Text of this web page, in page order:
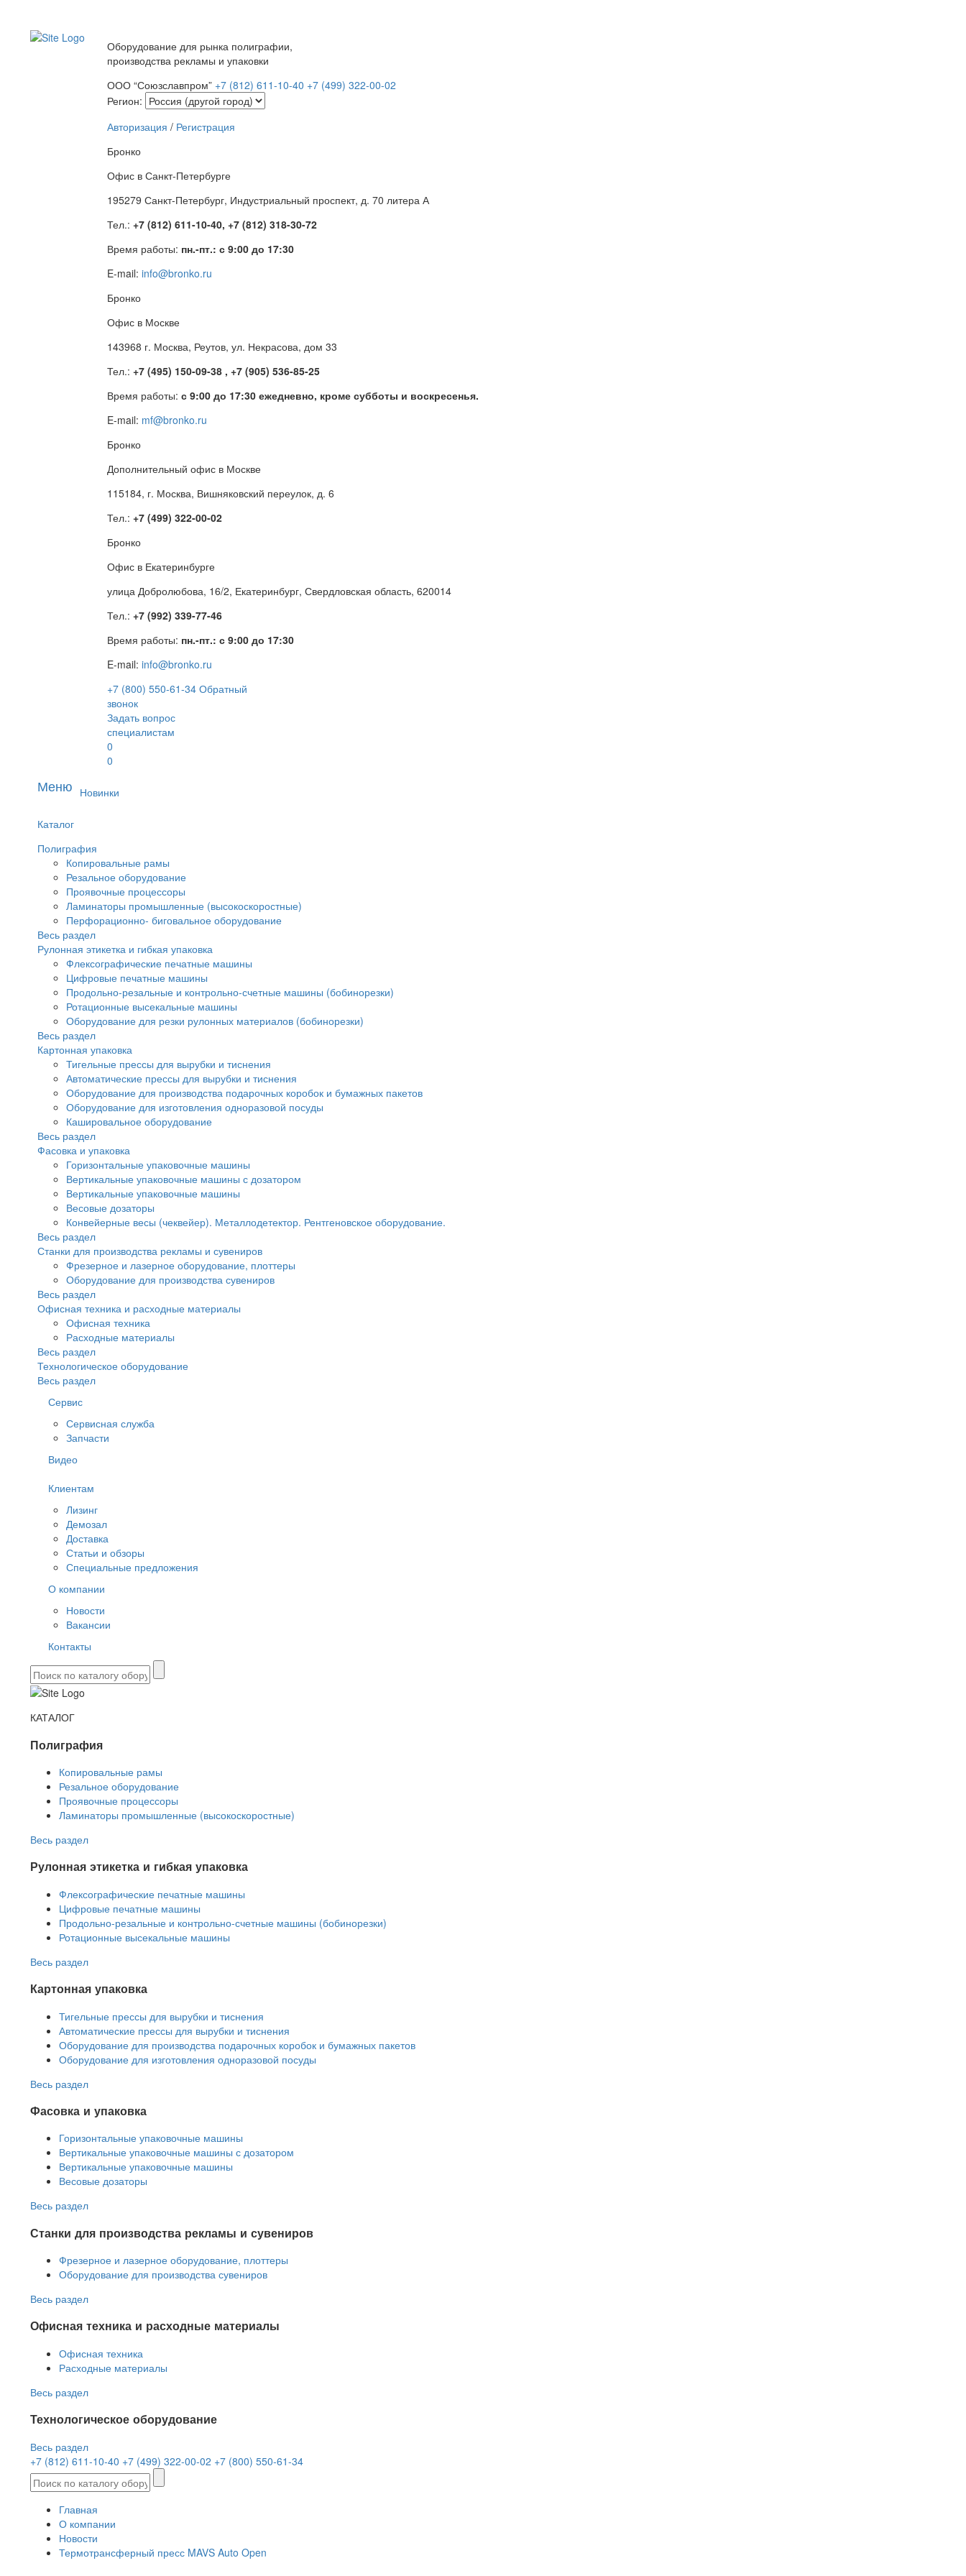
Оборудование для рынка полиграфии,
производства рекламы и упаковки
ООО “Союзславпром” +7 (812) 611-10-40 +7 (499) 322-00-02
Регион:
Авторизация / Регистрация
Бронко
Офис в Санкт-Петербурге
195279 Санкт-Петербург, Индустриальный проспект, д. 70 литера А
Тел.: +7 (812) 611-10-40, +7 (812) 318-30-72
Время работы: пн.-пт.: с 9:00 до 17:30
E-mail: info@bronko.ru
Бронко
Офис в Москве
143968 г. Москва, Реутов, ул. Некрасова, дом 33
Тел.: +7 (495) 150-09-38 , +7 (905) 536-85-25
Время работы: с 9:00 до 17:30 ежедневно, кроме субботы и воскресенья.
E-mail: mf@bronko.ru
Бронко
Дополнительный офис в Москве
115184, г. Москва, Вишняковский переулок, д. 6
Тел.: +7 (499) 322-00-02
Бронко
Офис в Екатеринбурге
улица Добролюбова, 16/2, Екатеринбург, Свердловская область, 620014
Тел.: +7 (992) 339-77-46
Время работы: пн.-пт.: с 9:00 до 17:30
E-mail: info@bronko.ru
+7 (800) 550-61-34 Обратный
звонок
Задать вопрос
специалистам
0
0
Меню Новинки
Каталог
Полиграфия
Копировальные рамы
Резальное оборудование
Проявочные процессоры
Ламинаторы промышленные (высокоскоростные)
Перфорационно- биговальное оборудование
Весь раздел
Рулонная этикетка и гибкая упаковка
Флексографические печатные машины
Цифровые печатные машины
Продольно-резальные и контрольно-счетные машины (бобинорезки)
Ротационные высекальные машины
Оборудование для резки рулонных материалов (бобинорезки)
Весь раздел
Картонная упаковка
Тигельные прессы для вырубки и тиснения
Автоматические прессы для вырубки и тиснения
Оборудование для производства подарочных коробок и бумажных пакетов
Оборудование для изготовления одноразовой посуды
Кашировальное оборудование
Весь раздел
Фасовка и упаковка
Горизонтальные упаковочные машины
Вертикальные упаковочные машины с дозатором
Вертикальные упаковочные машины
Весовые дозаторы
Конвейерные весы (чеквейер). Металлодетектор. Рентгеновское оборудование.
Весь раздел
Станки для производства рекламы и сувениров
Фрезерное и лазерное оборудование, плоттеры
Оборудование для производства сувениров
Весь раздел
Офисная техника и расходные материалы
Офисная техника
Расходные материалы
Весь раздел
Технологическое оборудование
Весь раздел
Сервис
Сервисная служба
Запчасти
Видео
Клиентам
Лизинг
Демозал
Доставка
Статьи и обзоры
Специальные предложения
О компании
Новости
Вакансии
Контакты
КАТАЛОГ
Полиграфия
Копировальные рамы
Резальное оборудование
Проявочные процессоры
Ламинаторы промышленные (высокоскоростные)
Весь раздел
Рулонная этикетка и гибкая упаковка
Флексографические печатные машины
Цифровые печатные машины
Продольно-резальные и контрольно-счетные машины (бобинорезки)
Ротационные высекальные машины
Весь раздел
Картонная упаковка
Тигельные прессы для вырубки и тиснения
Автоматические прессы для вырубки и тиснения
Оборудование для производства подарочных коробок и бумажных пакетов
Оборудование для изготовления одноразовой посуды
Весь раздел
Фасовка и упаковка
Горизонтальные упаковочные машины
Вертикальные упаковочные машины с дозатором
Вертикальные упаковочные машины
Весовые дозаторы
Весь раздел
Станки для производства рекламы и сувениров
Фрезерное и лазерное оборудование, плоттеры
Оборудование для производства сувениров
Весь раздел
Офисная техника и расходные материалы
Офисная техника
Расходные материалы
Весь раздел
Технологическое оборудование
Весь раздел
+7 (812) 611-10-40 +7 (499) 322-00-02 +7 (800) 550-61-34
Главная
О компании
Новости
Термотрансферный пресс MAVS Auto Open